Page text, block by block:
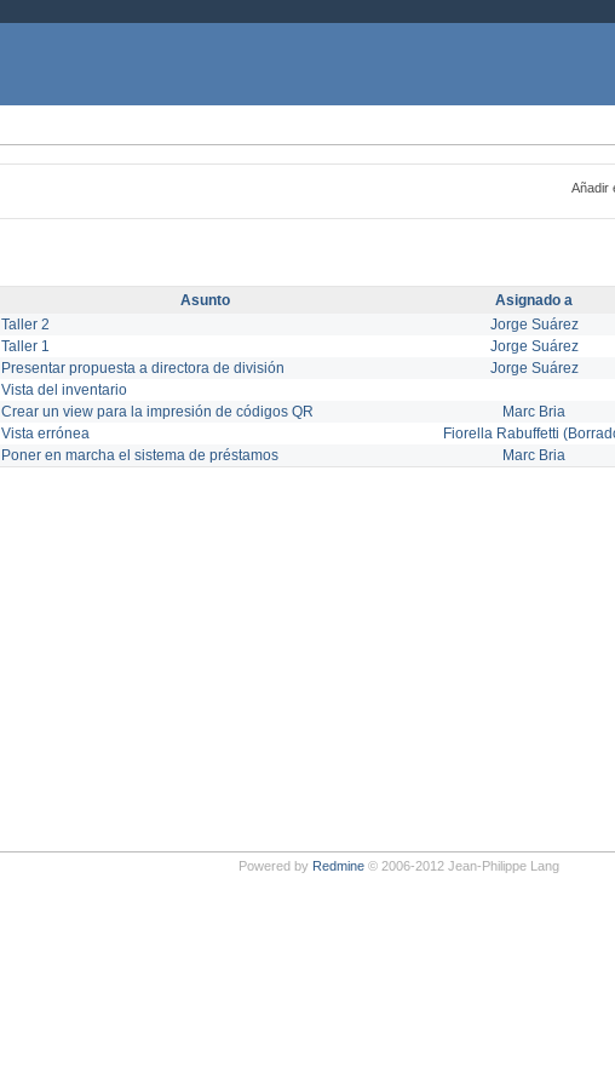
Añadir
Asunto Asignado a
Taller 2 Jorge Suárez
Taller 1 Jorge Suárez
Presentar propuesta a directora de división Jorge Suárez
Vista del inventario
Crear un view para la impresión de códigos QR Marc Bria
Vista errónea Fiorella Rabuffetti
Poner en marcha el sistema de préstamos Marc Bria
Powered by Redmine© 2006-2012 Jean-Philippe Lang